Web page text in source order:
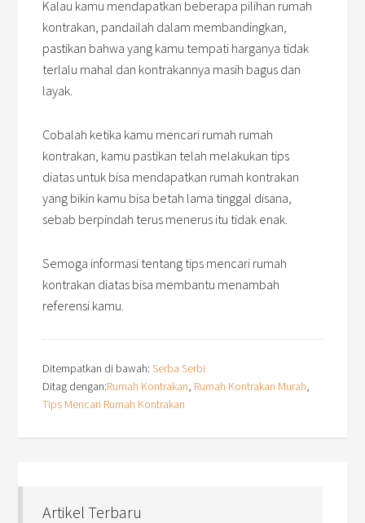
Kalau kamu mendapatkan beberapa pilihan rumah
kontrakan, pandailah dalam membandingkan,
pastikan bahwa yang kamu tempati harganya tidak
terlalu mahal dan kontrakannya masih bagus dan
layak.
Cobalah ketika kamu mencari rumah rumah
kontrakan, kamu pastikan telah melakukan tips
diatas untuk bisa mendapatkan rumah kontrakan
yang bikin kamu bisa betah lama tinggal disana,
sebab berpindah terus menerus itu tidak enak.
Semoga informasi tentang tips mencari rumah
kontrakan diatas bisa membantu menambah
referensi kamu.
Ditempatkan di bawah:Serba Serbi
Ditag dengan:Rumah Kontrakan, Rumah Kontrakan Murah,
Tips Mencari Rumah Kontrakan
Artikel Terbaru